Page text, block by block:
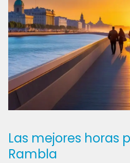
Las mejores horas
Rambla